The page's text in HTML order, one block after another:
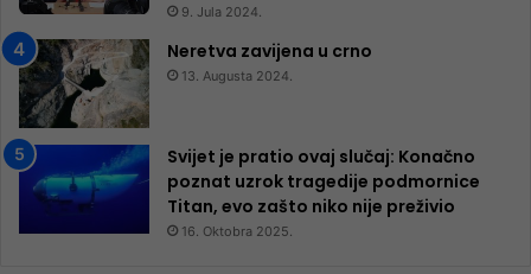
9. Jula 2024.
Neretva zavijena u crno
13. Augusta 2024.
Svijet je pratio ovaj slučaj: Konačno
poznat uzrok tragedije podmornice
Titan, evo zašto niko nije preživio
16. Oktobra 2025.